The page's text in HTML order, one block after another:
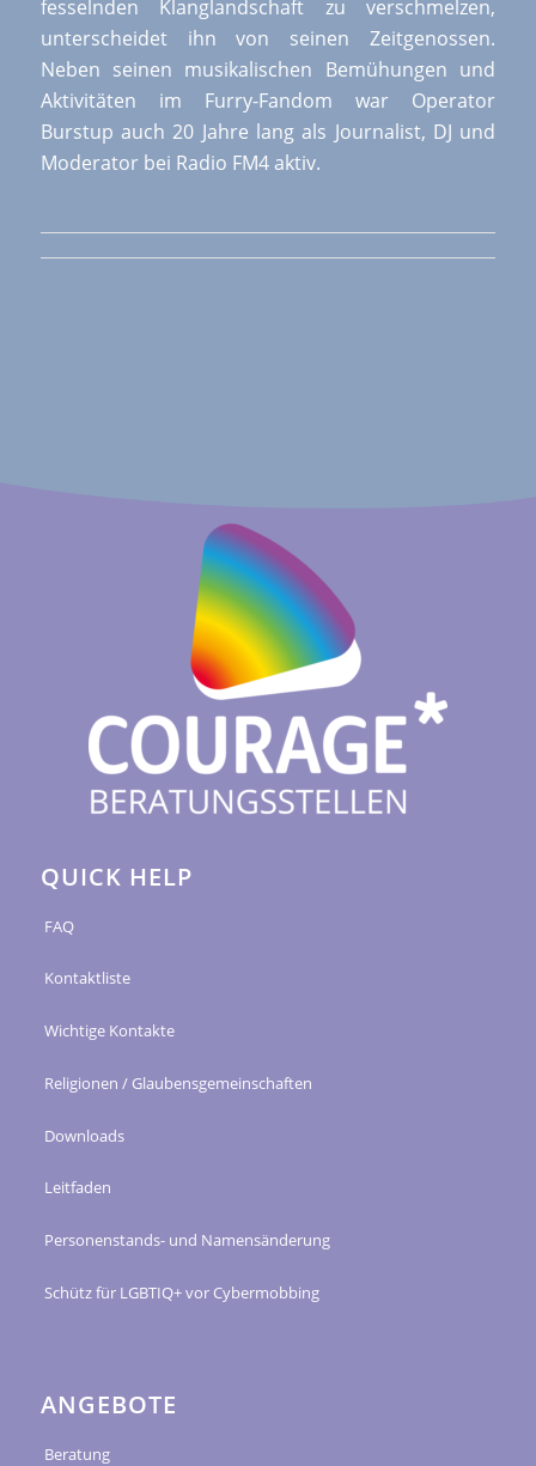
fesselnden Klanglandschaft zu verschmelzen,
unterscheidet ihn von seinen Zeitgenossen.
Neben seinen musikalischen Bemühungen und
Aktivitäten im Furry-Fandom war Operator
Burstup auch 20 Jahre lang als Journalist, DJ und
Moderator bei Radio FM4 aktiv.
QUICK HELP
FAQ
Kontaktliste
Wichtige Kontakte
Religionen / Glaubensgemeinschaften
Downloads
Leitfaden
Personenstands- und Namensänderung
Schütz für LGBTIQ+ vor Cybermobbing
ANGEBOTE
Beratung